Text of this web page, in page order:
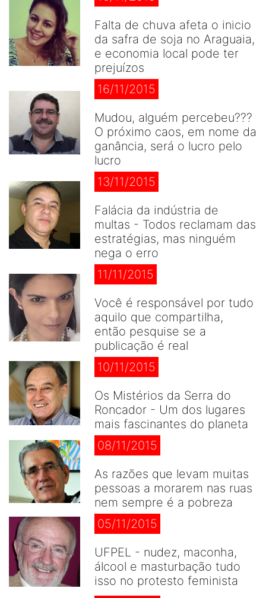
Falta de chuva afeta o inicio
da safra de soja no Araguaia,
e economia local pode ter
prejuízos
16/11/2015
Mudou, alguém percebeu???
O próximo caos, em nome da
ganância, será o lucro pelo
lucro
13/11/2015
Falácia da indústria de
multas - Todos reclamam das
estratégias, mas ninguém
nega o erro
11/11/2015
Você é responsável por tudo
aquilo que compartilha,
então pesquise se a
publicação é real
10/11/2015
Os Mistérios da Serra do
Roncador - Um dos lugares
mais fascinantes do planeta
08/11/2015
As razões que levam muitas
pessoas a morarem nas ruas
nem sempre é a pobreza
05/11/2015
UFPEL - nudez, maconha,
álcool e masturbação tudo
isso no protesto feminista